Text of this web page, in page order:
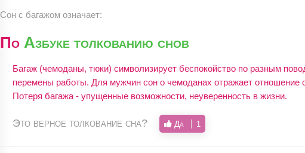
Сон с багажом означает:
По Азбуке толкованию снов
Багаж (чемоданы, тюки) символизирует беспокойство по разным
перемены работы. Для мужчин сон о чемоданах отражает
Потеря багажа - упущенные возможности, неуверенность в жизни.
Это верное толкование сна? Да 1